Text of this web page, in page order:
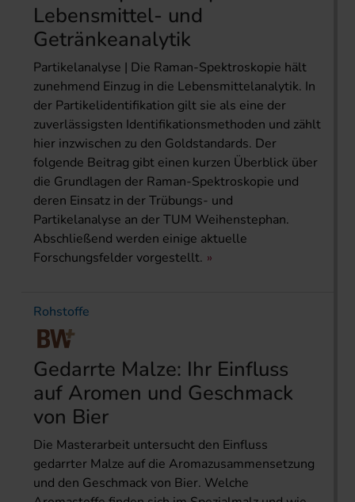
Lebensmittel- und
Getränkeanalytik
Partikelanalyse | Die Raman-Spektroskopie hält
zunehmend Einzug in die Lebensmittelanalytik. In
der Partikelidentifikation gilt sie als eine der
zuverlässigsten Identifikationsmethoden und zählt
hier inzwischen zu den Goldstandards. Der
folgende Beitrag gibt einen kurzen Überblick über
die Grundlagen der Raman-Spektro­skopie und
deren Einsatz in der Trübungs- und
Partikelanalyse an der TUM Weihenstephan.
Abschließend werden einige aktuelle
Forschungsfelder vorgestellt.
Rohstoffe
Gedarrte Malze: Ihr Einfluss
auf Aromen und Geschmack
von Bier
Die Masterarbeit untersucht den Einfluss
gedarrter Malze auf die Aromazusammensetzung
und den Geschmack von Bier. Welche